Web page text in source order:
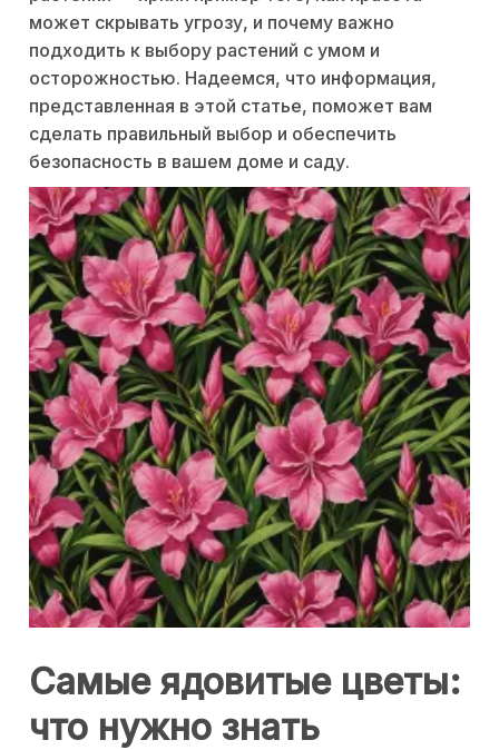
может скрывать угрозу, и почему важно
подходить к выбору растений с умом и
осторожностью. Надеемся, что информация,
представленная в этой статье, поможет вам
сделать правильный выбор и обеспечить
безопасность в вашем доме и саду.
Самые ядовитые цветы:
что нужно знать